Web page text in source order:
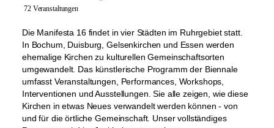
72 Veranstaltungen
Die Manifesta 16 findet in vier Städten im Ruhrgebiet statt.
In Bochum, Duisburg, Gelsenkirchen und Essen werden
ehemalige Kirchen zu kulturellen Gemeinschaftsorten
umgewandelt. Das künstlerische Programm der Biennale
umfasst Veranstaltungen, Performances, Workshops,
Interventionen und Ausstellungen. Sie alle zeigen, wie diese
Kirchen in etwas Neues verwandelt werden können - von
und für die örtliche Gemeinschaft. Unser vollständiges